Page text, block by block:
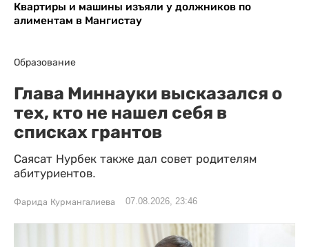
Квартиры и машины изъяли у должников по
алиментам в Мангистау
Образование
Глава Миннауки высказался о
тех, кто не нашел себя в
списках грантов
Саясат Нурбек также дал совет родителям
абитуриентов.
Фарида Курмангалиева 07.08.2026, 23:46